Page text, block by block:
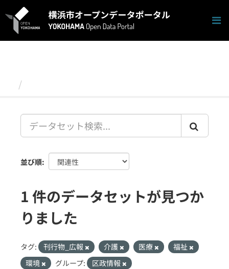
キ
並び順
1 件のデータセットが見つか
りました
タグ: 刊行物_広報 介護 医療
福祉
環境
グループ:
区政情報